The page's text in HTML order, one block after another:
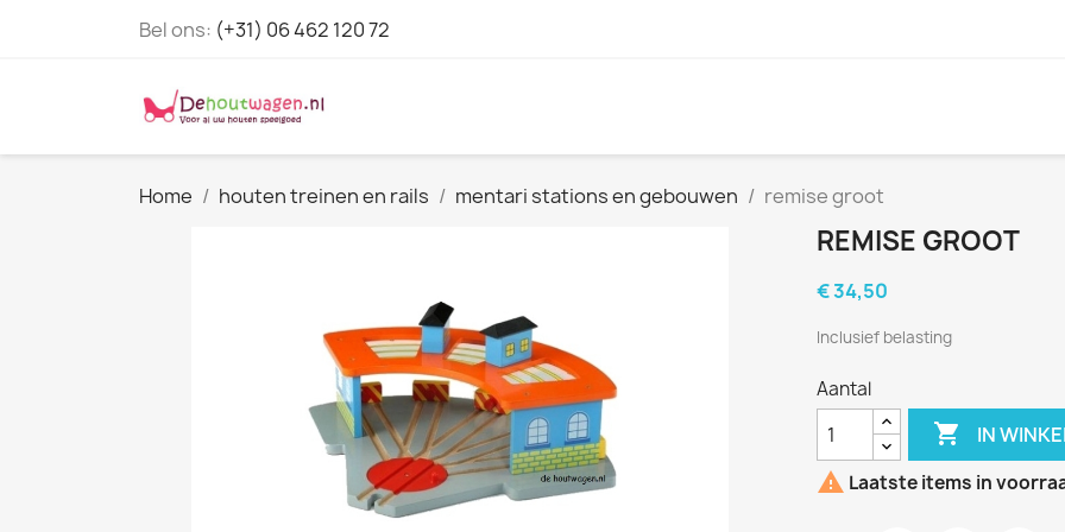
Bel ons: (+31) 06 462 120 72
Home houten treinen en rails mentari stations en gebouwen remise groot
REMISE GROOT
€ 34,50
Inclusief belasting
Aantal
 IN
 Laatste items in